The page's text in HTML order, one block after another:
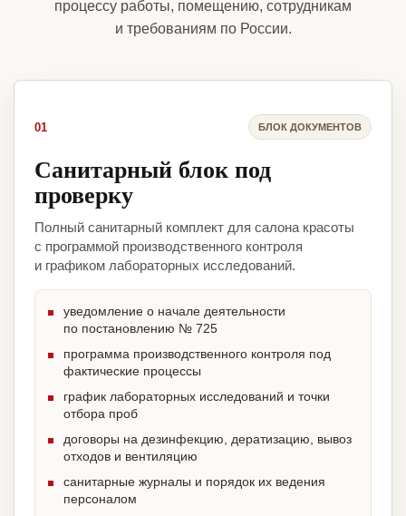
процессу работы, помещению, сотрудникам
и требованиям по России.
01 БЛОК ДОКУМЕНТОВ
Санитарный блок под
проверку
Полный санитарный комплект для салона красоты
с программой производственного контроля
и графиком лабораторных исследований.
уведомление о начале деятельности
по постановлению № 725
программа производственного контроля под
фактические процессы
график лабораторных исследований и точки
отбора проб
договоры на дезинфекцию, дератизацию, вывоз
отходов и вентиляцию
санитарные журналы и порядок их ведения
персоналом